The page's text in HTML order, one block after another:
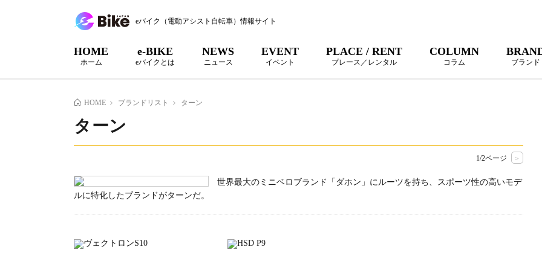
eバイク（電動アシスト自転車）情報サイト
HOME
ホーム
e-BIKE
eバイクとは
NEWS
ニュース
EVENT
イベント
PLACE / RENT
プレース／レンタル
COLUMN
コラム ブランド
HOME ブランドリスト ターン
ターン
1/2ページ >
世界最大のミニベロブランド「ダホン」にルーツを持ち、スポーツ性の高いモデ
ルに特化したブランドがターンだ。